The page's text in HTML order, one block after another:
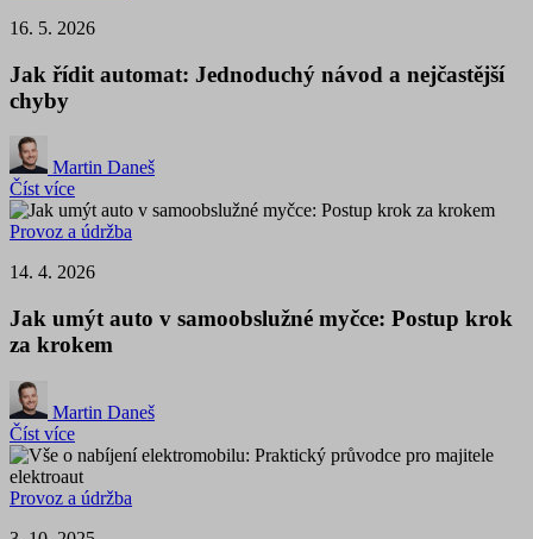
16. 5. 2026
Jak řídit automat: Jednoduchý návod a nejčastější
chyby
Martin Daneš
Číst více
Provoz a údržba
14. 4. 2026
Jak umýt auto v samoobslužné myčce: Postup krok
za krokem
Martin Daneš
Číst více
Provoz a údržba